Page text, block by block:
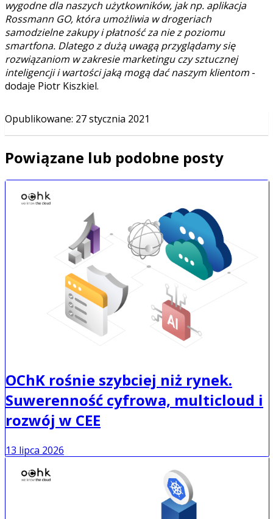
wygodne dla naszych użytkowników, jak np. aplikacja
Rossmann GO, która umożliwia w drogeriach
samodzielne zakupy i płatność za nie z poziomu
smartfona. Dlatego z dużą uwagą przyglądamy się
rozwiązaniom w zakresie marketingu czy sztucznej
inteligencji i wartości jaką mogą dać naszym klientom -
dodaje Piotr Kiszkiel.
Opublikowane: 27 stycznia 2021
Powiązane lub podobne posty
OChK rośnie szybciej niż rynek.
Suwerenność cyfrowa, multicloud i
rozwój w CEE
13 lipca 2026